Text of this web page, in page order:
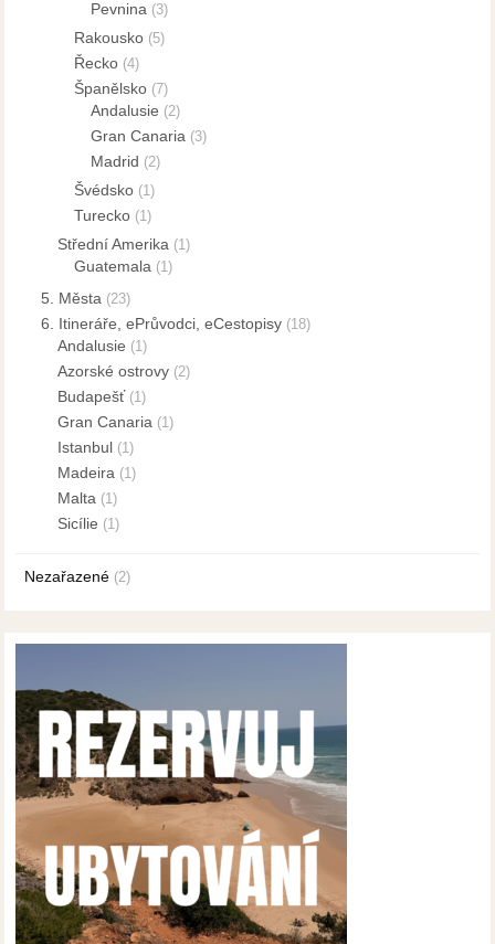
Pevnina (3)
Rakousko (5)
Řecko (4)
Španělsko (7)
Andalusie (2)
Gran Canaria (3)
Madrid (2)
Švédsko (1)
Turecko (1)
Střední Amerika (1)
Guatemala (1)
5. Města (23)
6. Itineráře, ePrůvodci, eCestopisy (18)
Andalusie (1)
Azorské ostrovy (2)
Budapešť(1)
Gran Canaria (1)
Istanbul (1)
Madeira (1)
Malta (1)
Sicílie (1)
Nezařazené (2)